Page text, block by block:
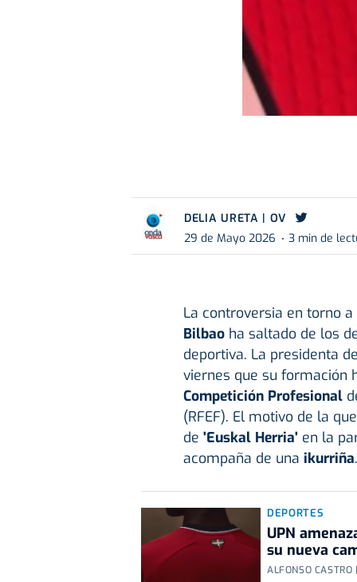
DELIA URETA | OV
29 de Mayo 2026
3 min de
La controversia en torno
Bilbaoha saltado de los
deportiva. La presidenta de
viernes que su formación
Competición Profesional
(RFEF). El motivo de la
de 'Euskal Herria' en la
acompaña de una ikurriña.
DEPORTES
UPN
su nueva
ALFONSO CASTRO